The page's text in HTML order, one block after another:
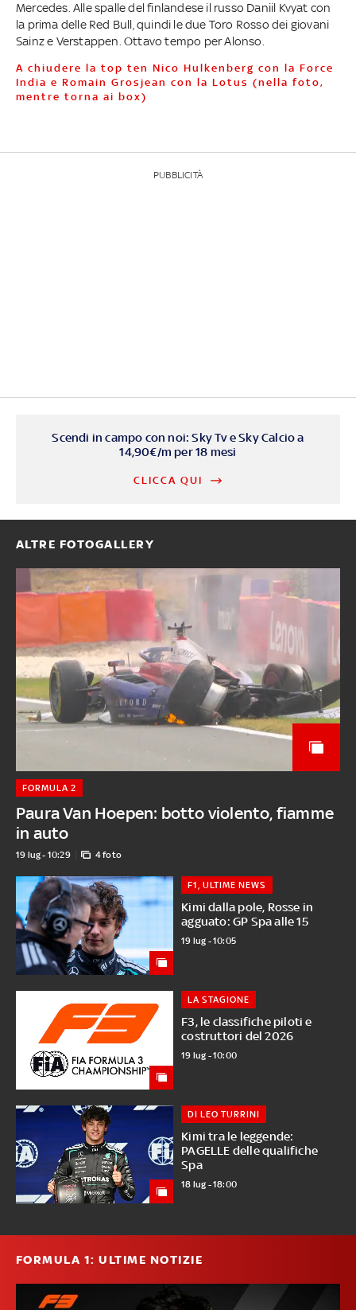
Mercedes. Alle spalle del finlandese il russo Daniil Kvyat con
la prima delle Red Bull, quindi le due Toro Rosso dei giovani
Sainz e Verstappen. Ottavo tempo per Alonso.
A chiudere la top ten Nico Hulkenberg con la Force
India e Romain Grosjean con la Lotus (nella foto,
mentre torna ai box)
PUBBLICITÀ
Scendi in campo con noi: Sky Tv e Sky Calcio a
14,90€/m per 18 mesi
CLICCA QUI
ALTRE FOTOGALLERY
Paura Van Hoepen: botto violento, fiamme
in auto
FORMULA 2
19 lug - 10:29 4 foto
Kimi dalla pole, Rosse in
agguato: GP Spa alle 15
F1, ULTIME NEWS
19 lug - 10:05
F3, le classifiche piloti e
costruttori del 2026
LA STAGIONE
19 lug - 10:00
Kimi tra le leggende:
PAGELLE delle qualifiche
Spa
DI LEO TURRINI
18 lug - 18:00
FORMULA 1: ULTIME NOTIZIE